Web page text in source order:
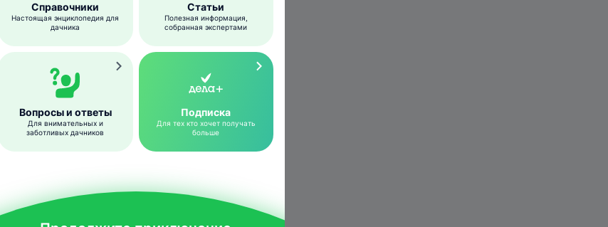
Гнездо и яйца чомги
Partonez
Справочники
Настоящая энциклопедия для
дачника
Статьи
Полезная информация,
собранная экспертами
Вопросы и ответы
Для внимательных и
заботливых дачников
Подписка
Для тех кто хочет получать
больше